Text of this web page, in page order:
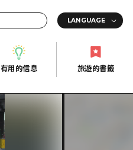
有用的信息
旅遊的書籤